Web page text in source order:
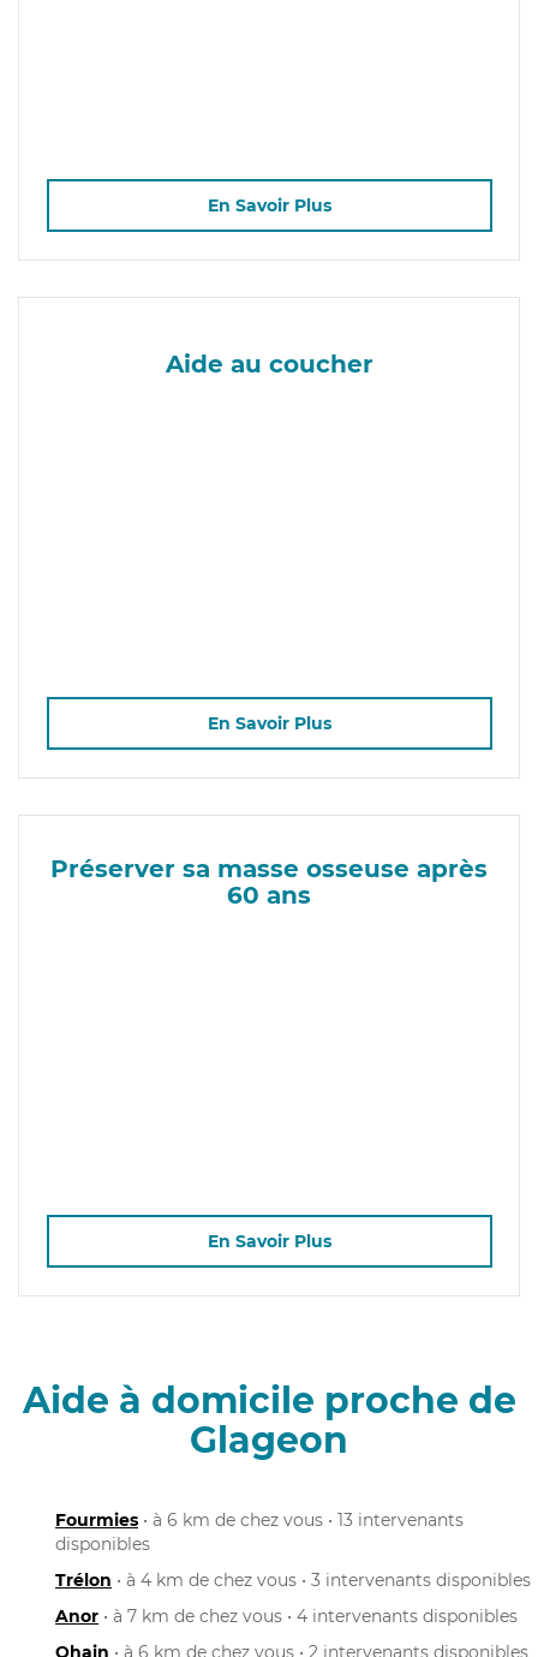
En Savoir Plus
Aide au coucher
En Savoir Plus
Préserver sa masse osseuse après
60 ans
En Savoir Plus
Aide à domicile proche de
Glageon
Fourmies • à 6 km de chez vous • 13 intervenants
disponibles
Trélon • à 4 km de chez vous • 3 intervenants disponibles
Anor • à 7 km de chez vous • 4 intervenants disponibles
Ohain • à 6 km de chez vous • 2 intervenants disponibles